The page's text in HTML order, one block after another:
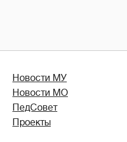
Новости МУ
Новости МО
ПедСовет
Проекты